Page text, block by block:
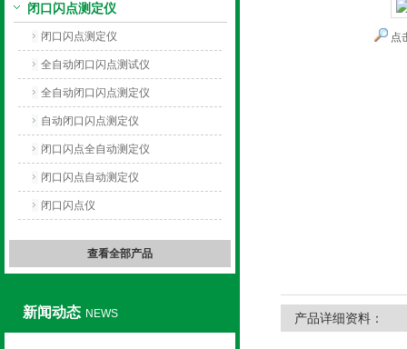
闭口闪点测定仪
闭口闪点测定仪
全自动闭口闪点测试仪
全自动闭口闪点测定仪
自动闭口闪点测定仪
闭口闪点全自动测定仪
闭口闪点自动测定仪
闭口闪点仪
查看全部产品
新闻动态 NEWS
点
产品详细资料：